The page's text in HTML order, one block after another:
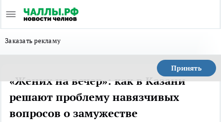
Заказать рекламу
Принять
«Жених на вечер»: как в Казани
решают проблему навязчивых
вопросов о замужестве